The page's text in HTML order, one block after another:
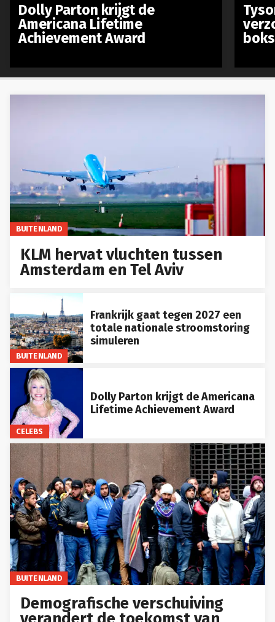
BUITENLAND
KLM hervat vluchten tussen
Amsterdam en Tel Aviv
BUITENLAND
Frankrijk gaat tegen 2027 een
totale nationale stroomstoring
simuleren
CELEBS
Dolly Parton krijgt de Americana
Lifetime Achievement Award
BUITENLAND
Demografische verschuiving
Dolly Parton krijgt de
Americana Lifetime
Achievement Award